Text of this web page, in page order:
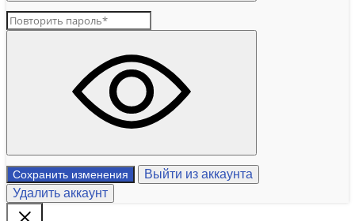
Сохранить изменения
Выйти из аккаунта
Удалить аккаунт